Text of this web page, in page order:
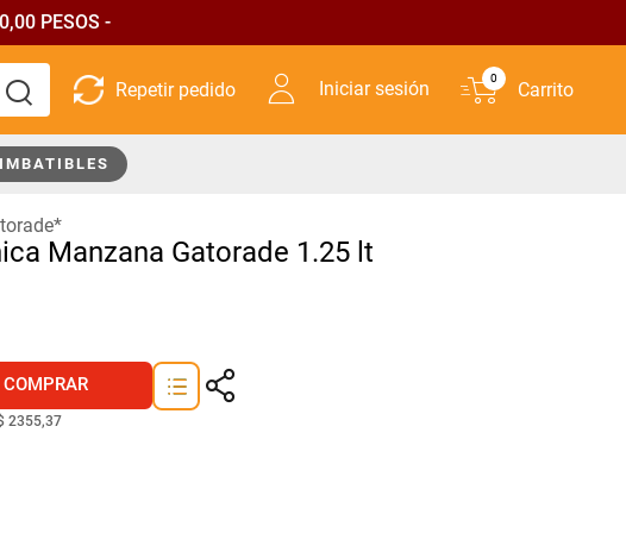
PESOS -
Iniciar sesión 0
IMBATIBLES
Manzana Gatorade 1.25 lt
COMPRAR
2355,37